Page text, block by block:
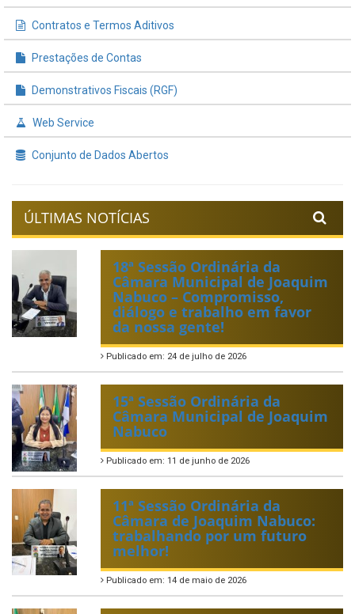
Contratos e Termos Aditivos
Prestações de Contas
Demonstrativos Fiscais (RGF)
Web Service
Conjunto de Dados Abertos
ÚLTIMAS NOTÍCIAS
18ª Sessão Ordinária da
Câmara Municipal de Joaquim
Nabuco – Compromisso,
diálogo e trabalho em favor
da nossa gente!
Publicado em: 24 de julho de 2026
15ª Sessão Ordinária da
Câmara Municipal de Joaquim
Nabuco
Publicado em: 11 de junho de 2026
11ª Sessão Ordinária da
Câmara de Joaquim Nabuco:
trabalhando por um futuro
melhor!
Publicado em: 14 de maio de 2026